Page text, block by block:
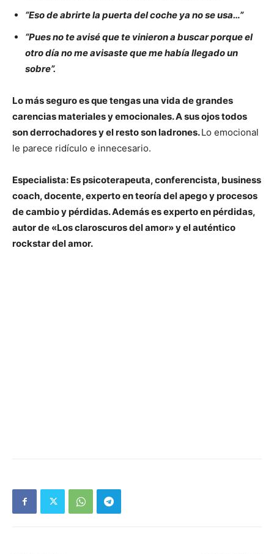
“Eso de abrirte la puerta del coche ya no se usa…”
“Pues no te avisé que te vinieron a buscar porque el
otro día no me avisaste que me había llegado un
sobre”.
Lo más seguro es que tengas una vida de grandes
carencias materiales y emocionales. A sus ojos todos
son derrochadores y el resto son ladrones.Lo emocional
le parece ridículo e innecesario.
Especialista: Es psicoterapeuta, conferencista, business
coach, docente, experto en teoría del apego y procesos
de cambio y pérdidas. Además es experto en pérdidas,
autor de «Los claroscuros del amor» y el auténtico
rockstar del amor.